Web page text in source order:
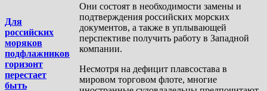
Для
российских
моряков
подфлажников
горизонт
перестает
быть
Они состоят в необходимости замены и
подтверждения российских морских
документов, а также в уплывающей
перспективе получить работу в Западной
компании.
Несмотря на дефицит плавсостава в
мировом торговом флоте, многие